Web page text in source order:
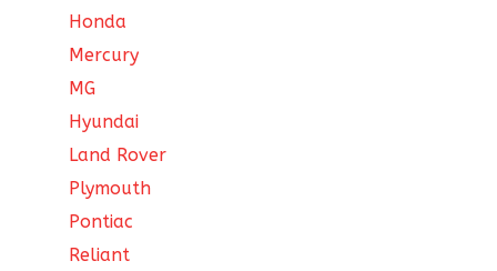
Honda
Mercury
MG
Hyundai
Land Rover
Plymouth
Pontiac
Reliant